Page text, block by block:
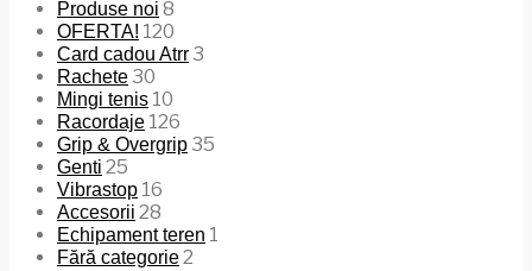
Produse noi 8
OFERTA! 120
Card cadou Atrr3
Rachete30
Mingi tenis 10
Racordaje 126
Grip & Overgrip35
Genti 25
Vibrastop 16
Accesorii 28
Echipament teren 1
Fără categorie2